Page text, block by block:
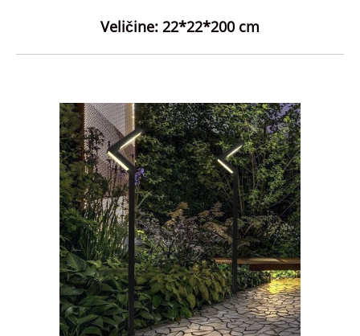
Veličine: 22*22*200 cm